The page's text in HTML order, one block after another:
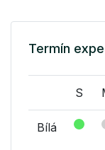
Termín
S
Bílá